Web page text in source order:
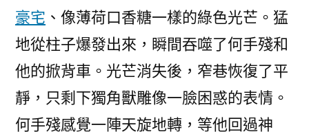
豪宅 、像薄荷口香糖一樣的綠色光芒。猛
地從柱子爆發出來，瞬間吞噬了何手殘和
他的掀背車。光芒消失後，窄巷恢復了平
靜，只剩下獨角獸雕像一臉困惑的表情。
何手殘感覺一陣天旋地轉，等他回過神